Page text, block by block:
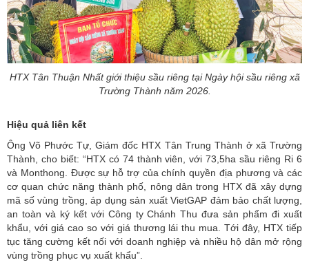
HTX Tân Thuận Nhất giới thiệu sầu riêng tại Ngày hội sầu riêng xã
Trường Thành năm 2026.
Hiệu quả liên kết
Ông Võ Phước Tự, Giám đốc HTX Tân Trung Thành ở xã Trường
Thành, cho biết: “HTX có 74 thành viên, với 73,5ha sầu riêng Ri 6
và Monthong. Được sự hỗ trợ của chính quyền địa phương và các
cơ quan chức năng thành phố, nông dân trong HTX đã xây dựng
mã số vùng trồng, áp dụng sản xuất VietGAP đảm bảo chất lượng,
an toàn và ký kết với Công ty Chánh Thu đưa sản phẩm đi xuất
khẩu, với giá cao so với giá thương lái thu mua. Tới đây, HTX tiếp
tục tăng cường kết nối với doanh nghiệp và nhiều hộ dân mở rộng
vùng trồng phục vụ xuất khẩu”.